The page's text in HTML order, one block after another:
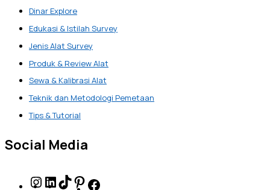
Dinar Explore
Edukasi & Istilah Survey
Jenis Alat Survey
Produk & Review Alat
Sewa & Kalibrasi Alat
Teknik dan Metodologi Pemetaan
Tips & Tutorial
Social Media